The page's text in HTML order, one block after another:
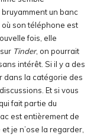
un banc
son téléphone est
fois, elle
Tinder, on pourrait
intérêt. Si il y a des
dans la catégorie des
Et si vous
fait partie du
est entièrement de
je n’ose la regarder,